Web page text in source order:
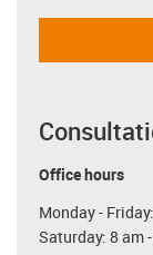
Office hours
Monday -
Saturday: 8 am